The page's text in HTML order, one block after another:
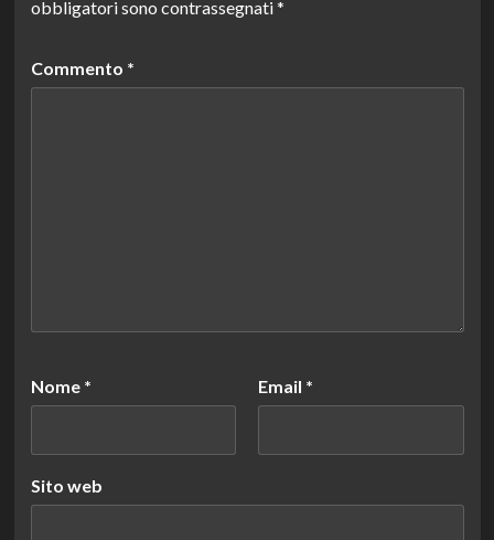
obbligatori sono contrassegnati*
Commento *
Nome * Email *
Sito web